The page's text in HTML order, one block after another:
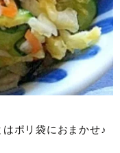
ポリ袋におまかせ♪